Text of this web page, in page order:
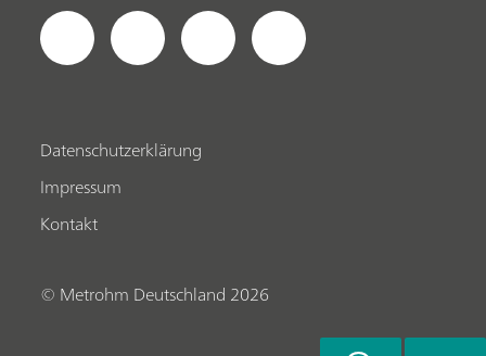
Datenschutzerklärung
Impressum
Kontakt
© Metrohm Deutschland 2026